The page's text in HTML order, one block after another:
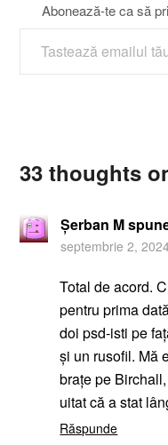
Abonează-te ca să
TASTEAZĂ EMAILUL TĂU...
33 thoughts
Șerban M
septembrie 2,
Total de acord.
pentru prima
doi psd-isti pe
și un rusofil. Mă
brațe pe
uitat că a stat
Răspunde